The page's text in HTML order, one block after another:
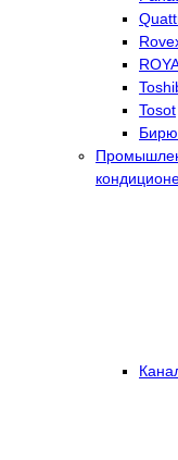
Tosot